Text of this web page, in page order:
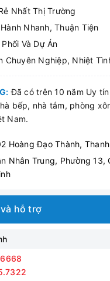
Nhất Thị Trường
Nhanh, Thuận Tiện
Và Dự Án
Chuyên Nghiệp, Nhiệt
Đã có trên 10 năm Uy
bếp, nhà tắm, phòng
Nam.
Hoàng Đạo Thành,
Nhân Trung, Phường 13,
hỗ trợ